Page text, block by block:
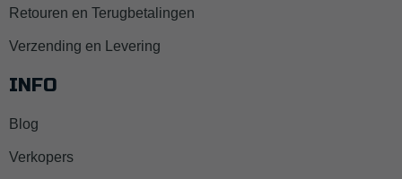
Retouren en Terugbetalingen
Verzending en Levering
INFO
Blog
Verkopers